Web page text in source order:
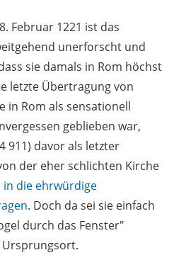
Februar 1221 ist das
unerforscht und
sie damals in Rom höchst
letzte Übertragung von
in Rom als sensationell
geblieben war,
911) davor als letzter
der eher schlichten Kirche
in die ehrwürdige
. Doch da sei sie einfach
durch das Fenster"